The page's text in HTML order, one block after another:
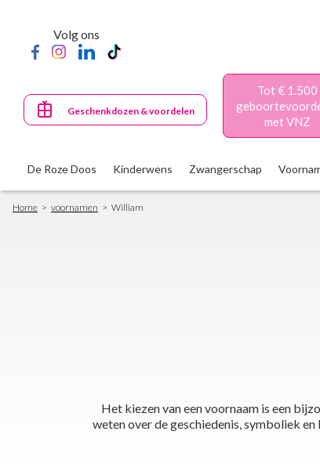
content
Volg ons
Geschenkdozen & voordelen
Tot € 1.500
met VNZ
De Roze Doos Kinderwens Zwangerschap
Breadcrumb
Home voornamen William
Het kiezen van een voornaam is een
weten over de geschiedenis, symboliek